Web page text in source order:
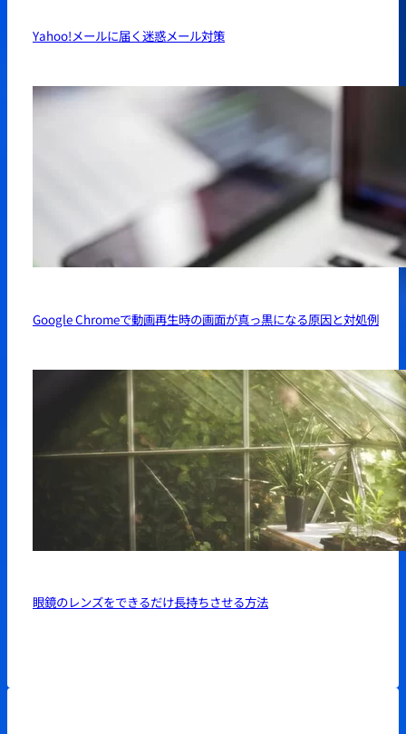
Yahoo!メールに届く迷惑メール対策
Google Chromeで動画再生時の画面が真っ黒になる原因と対処例
眼鏡のレンズをできるだけ長持ちさせる方法